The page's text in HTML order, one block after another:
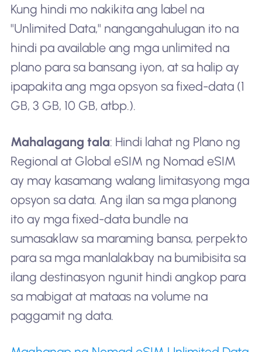
Kung hindi mo nakikita ang label na
"Unlimited Data," nangangahulugan ito na
hindi pa available ang mga unlimited na
plano para sa bansang iyon, at sa halip ay
ipapakita ang mga opsyon sa fixed-data (1
GB, 3 GB, 10 GB, atbp.).
Mahalagang tala: Hindi lahat ng Plano ng
Regional at Global eSIM ng Nomad eSIM
ay may kasamang walang limitasyong mga
opsyon sa data. Ang ilan sa mga planong
ito ay mga fixed-data bundle na
sumasaklaw sa maraming bansa, perpekto
para sa mga manlalakbay na bumibisita sa
ilang destinasyon ngunit hindi angkop para
sa mabigat at mataas na volume na
paggamit ng data.